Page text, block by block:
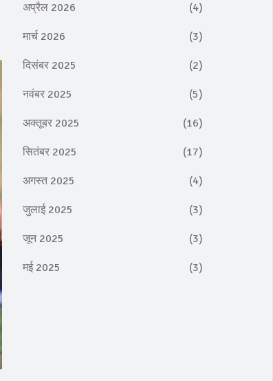
अप्रैल 2026 (4)
मार्च 2026 (3)
दिसंबर 2025 (2)
नवंबर 2025 (5)
अक्तूबर 2025 (16)
सितंबर 2025 (17)
अगस्त 2025 (4)
जुलाई 2025 (3)
जून 2025 (3)
मई 2025 (3)